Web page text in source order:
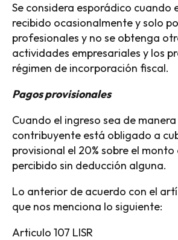
Se considera esporádico cuando
recibido ocasionalmente y solo
profesionales y no se obtenga
actividades empresariales y los
régimen de incorporación fiscal.
Pagos provisionales
Cuando el ingreso sea de
contribuyente está obligado a
provisional el 20% sobre el
percibido sin deducción alguna.
Lo anterior de acuerdo con el
que nos menciona lo siguiente:
Articulo 107 LISR